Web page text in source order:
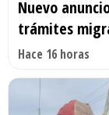
Nuevo
trámites
Hace 16 horas